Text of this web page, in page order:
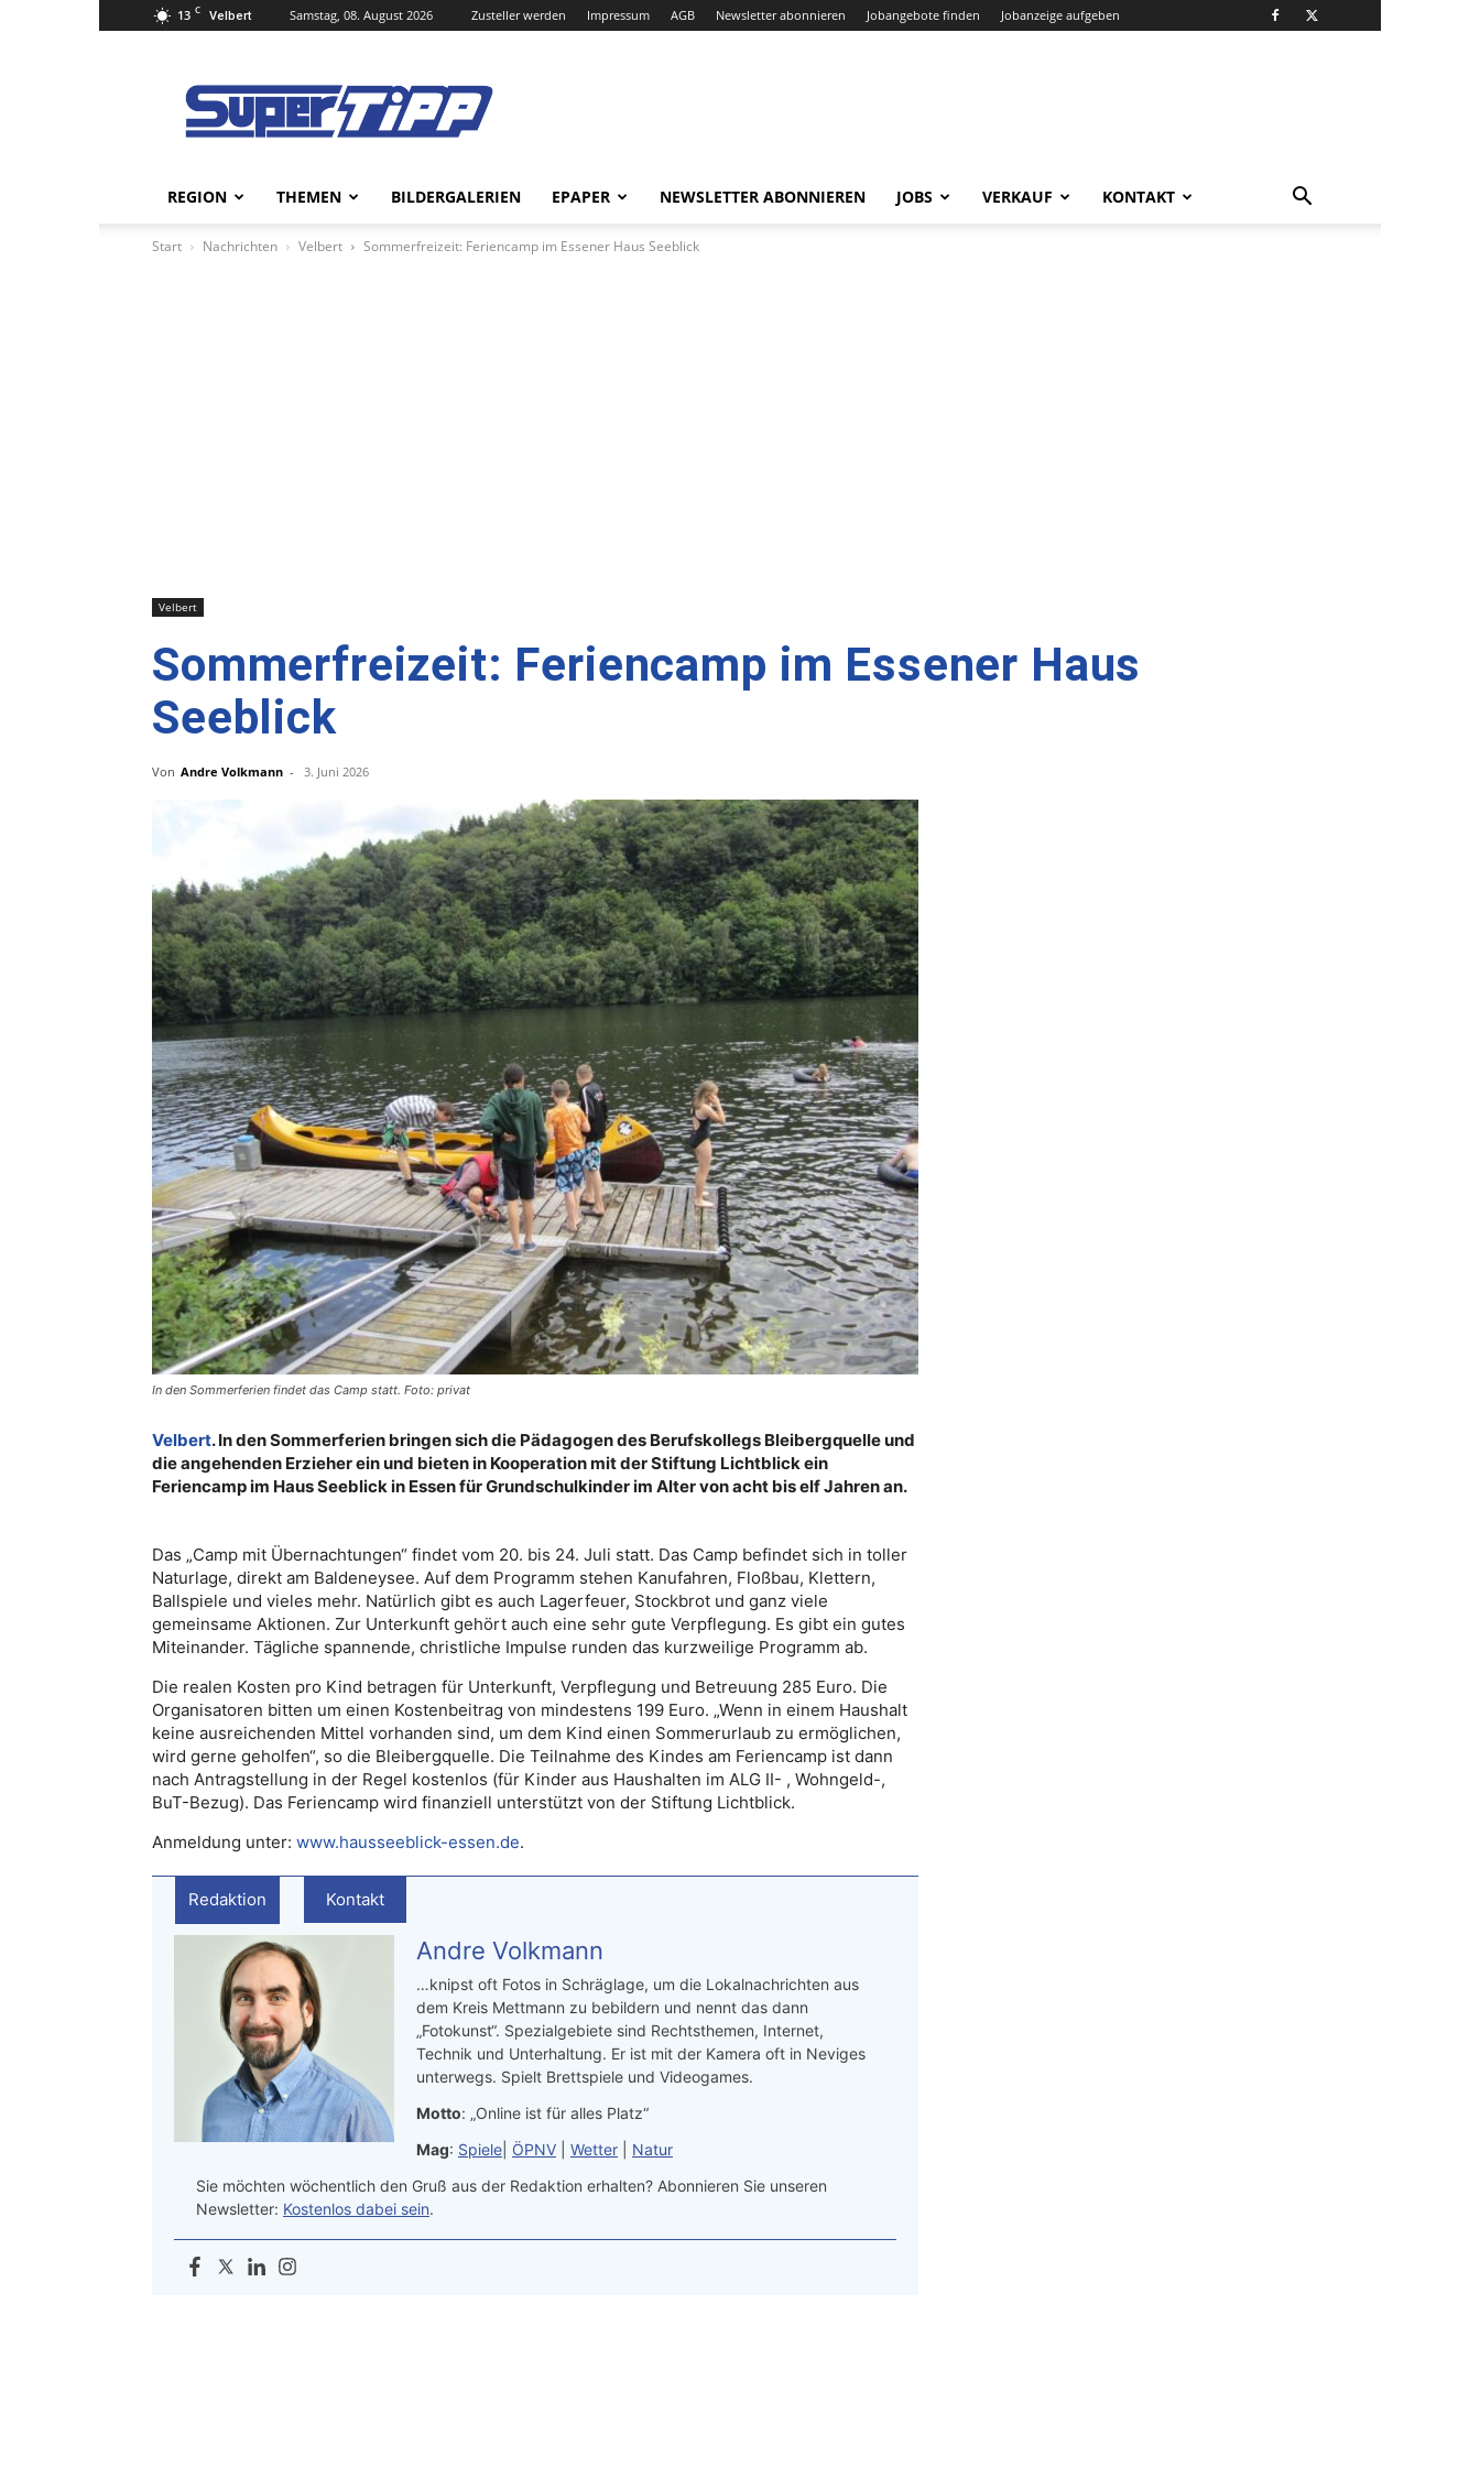
13 C Velbert Samstag, 08. August 2026 Zusteller werden Impressum AGB Newsletter abonnieren Jobangebote finden Jobanzeige aufgeben
Tipp
Online
REGION THEMEN BILDERGALERIEN EPAPER NEWSLETTER ABONNIEREN JOBS VERKAUF KONTAKT
Start Nachrichten Velbert Sommerfreizeit: Feriencamp im Essener Haus Seeblick
Velbert
Sommerfreizeit: Feriencamp im Essener Haus
Seeblick
Von Andre Volkmann - 3. Juni 2026
In den Sommerferien findet das Camp statt. Foto: privat
Velbert. In den Sommerferien bringen sich die Pädagogen des Berufskollegs Bleibergquelle und
die angehenden Erzieher ein und bieten in Kooperation mit der Stiftung Lichtblick ein
Feriencamp im Haus Seeblick in Essen für Grundschulkinder im Alter von acht bis elf Jahren an.
Das „Camp mit Übernachtungen“ findet vom 20. bis 24. Juli statt. Das Camp befindet sich in toller
Naturlage, direkt am Baldeneysee. Auf dem Programm stehen Kanufahren, Floßbau, Klettern,
Ballspiele und vieles mehr. Natürlich gibt es auch Lagerfeuer, Stockbrot und ganz viele
gemeinsame Aktionen. Zur Unterkunft gehört auch eine sehr gute Verpflegung. Es gibt ein gutes
Miteinander. Tägliche spannende, christliche Impulse runden das kurzweilige Programm ab.
Die realen Kosten pro Kind betragen für Unterkunft, Verpflegung und Betreuung 285 Euro. Die
Organisatoren bitten um einen Kostenbeitrag von mindestens 199 Euro. „Wenn in einem Haushalt
keine ausreichenden Mittel vorhanden sind, um dem Kind einen Sommerurlaub zu ermöglichen,
wird gerne geholfen“, so die Bleibergquelle. Die Teilnahme des Kindes am Feriencamp ist dann
nach Antragstellung in der Regel kostenlos (für Kinder aus Haushalten im ALG II- , Wohngeld-,
BuT-Bezug). Das Feriencamp wird finanziell unterstützt von der Stiftung Lichtblick.
Anmeldung unter: www.hausseeblick-essen.de.
Redaktion Kontakt
Andre Volkmann
…knipst oft Fotos in Schräglage, um die Lokalnachrichten aus
dem Kreis Mettmann zu bebildern und nennt das dann
„Fotokunst“. Spezialgebiete sind Rechtsthemen, Internet,
Technik und Unterhaltung. Er ist mit der Kamera oft in Neviges
unterwegs. Spielt Brettspiele und Videogames.
Motto: „Online ist für alles Platz“
Mag: Spiele ÖPNV Wetter
Natur
Sie möchten wöchentlich den Gruß aus der Redaktion erhalten? Abonnieren Sie unseren
Newsletter: Kostenlos dabei sein.